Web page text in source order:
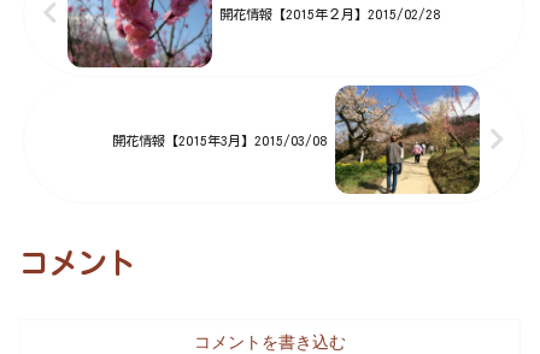
開花情報【2015年２月】2015/02/28
開花情報【2015年3月】2015/03/08
コメント
コメントを書き込む